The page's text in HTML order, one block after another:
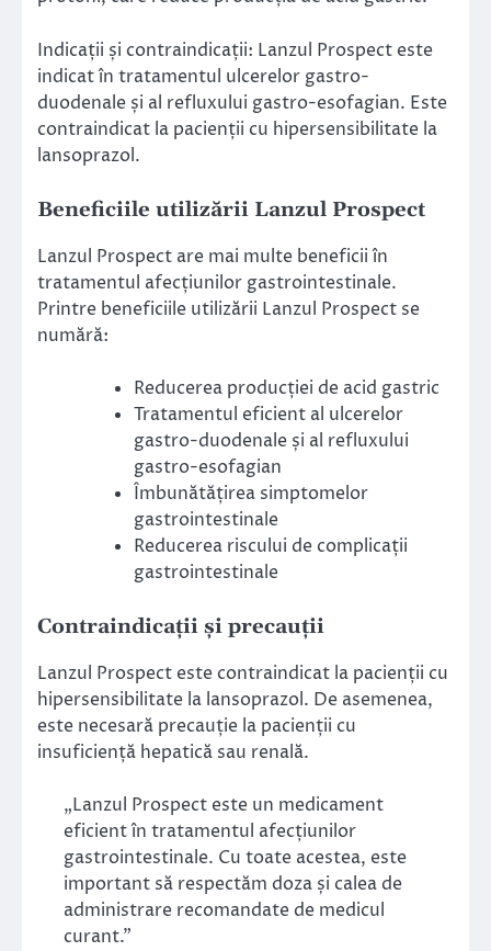
Indicații și contraindicații: Lanzul Prospect este
indicat în tratamentul ulcerelor gastro-
duodenale și al refluxului gastro-esofagian. Este
contraindicat la pacienții cu hipersensibilitate la
lansoprazol.
Beneficiile utilizării Lanzul Prospect
Lanzul Prospect are mai multe beneficii în
tratamentul afecțiunilor gastrointestinale.
Printre beneficiile utilizării Lanzul Prospect se
numără:
Reducerea producției de acid gastric
Tratamentul eficient al ulcerelor
gastro-duodenale și al refluxului
gastro-esofagian
Îmbunătățirea simptomelor
gastrointestinale
Reducerea riscului de complicații
gastrointestinale
Contraindicații și precauții
Lanzul Prospect este contraindicat la pacienții cu
hipersensibilitate la lansoprazol. De asemenea,
este necesară precauție la pacienții cu
insuficiență hepatică sau renală.
„Lanzul Prospect este un medicament
eficient în tratamentul afecțiunilor
gastrointestinale. Cu toate acestea, este
important să respectăm doza și calea de
administrare recomandate de medicul
curant.”